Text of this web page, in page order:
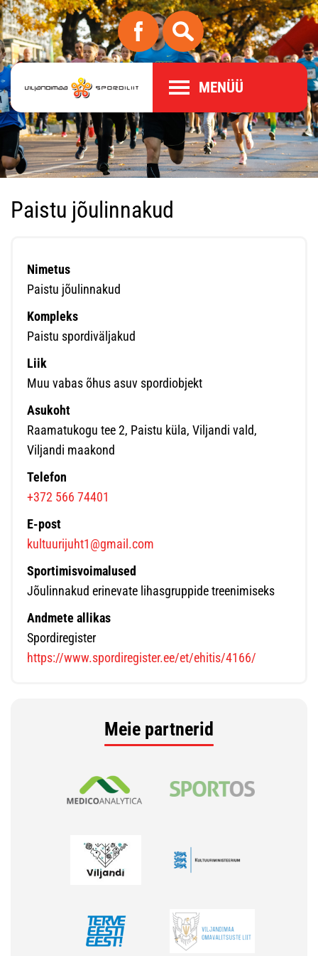
MENÜÜ
Paistu jõulinnakud
Nimetus
Paistu jõulinnakud
Kompleks
Paistu spordiväljakud
Liik
Muu vabas õhus asuv spordiobjekt
Asukoht
Raamatukogu tee 2, Paistu küla, Viljandi vald,
Viljandi maakond
Telefon
+372 566 74401
E-post
kultuurijuht1@gmail.com
Sportimisvoimalused
Jõulinnakud erinevate lihasgruppide treenimiseks
Andmete allikas
Spordiregister
https://www.spordiregister.ee/et/ehitis/4166/
Meie partnerid